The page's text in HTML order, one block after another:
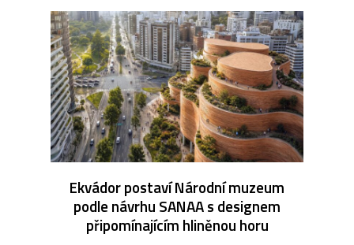
Ekvádor postaví Národní muzeum
podle návrhu SANAA s designem
připomínajícím hliněnou horu